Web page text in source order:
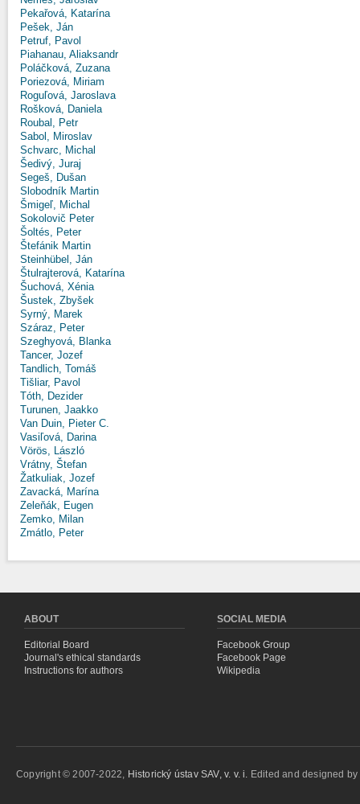
Pekařová, Katarína
Pešek, Ján
Petruf, Pavol
Piahanau, Aliaksandr
Poláčková, Zuzana
Poriezová, Miriam
Roguľová, Jaroslava
Rošková, Daniela
Roubal, Petr
Sabol, Miroslav
Schvarc, Michal
Šedivý, Juraj
Segeš, Dušan
Slobodník Martin
Šmigeľ, Michal
Sokolovič Peter
Šoltés, Peter
Štefánik Martin
Steinhübel, Ján
Štulrajterová, Katarína
Šuchová, Xénia
Šustek, Zbyšek
Syrný, Marek
Száraz, Peter
Szeghyová, Blanka
Tancer, Jozef
Tandlich, Tomáš
Tišliar, Pavol
Tóth, Dezider
Turunen, Jaakko
Van Duin, Pieter C.
Vasiľová, Darina
Vörös, László
Vrátny, Štefan
Žatkuliak, Jozef
Zavacká, Marína
Zeleňák, Eugen
Zemko, Milan
Zmátlo, Peter
ABOUT
Editorial Board
Journal's ethical standards
Instructions for authors
SOCIAL MEDIA
Facebook Group
Facebook Page
Wikipedia
Copyright © 2007-2022, Historický ústav SAV, v. v. i. Edited and designed by